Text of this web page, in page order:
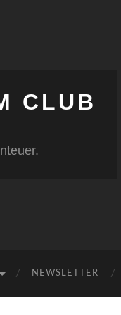
CLUB
NEWSLETTER